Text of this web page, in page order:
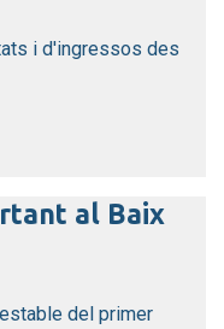
i d'ingressos des
al Baix
del primer